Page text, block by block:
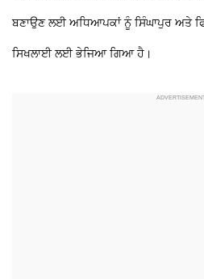
ਬਣਾਉਣ ਲਈ ਅਧਿਆਪਕਾਂ ਨੂੰ ਸਿੰਘਾਪੁਰ ਅਤੇ
ਸਿਖਲਾਈ ਲਈ ਭੇਜਿਆ ਗਿਆ ਹੈ।